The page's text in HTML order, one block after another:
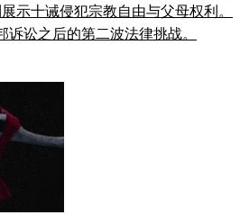
示十诫侵犯宗教自由与父母权利。
诉讼之后的第二波法律挑战。